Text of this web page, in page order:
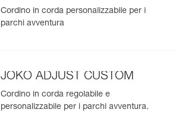
Cordino in corda personalizzabile per i
parchi avventura
JOKO ADJUST CUSTOM
Cordino in corda regolabile e
personalizzabile per i parchi avventura.